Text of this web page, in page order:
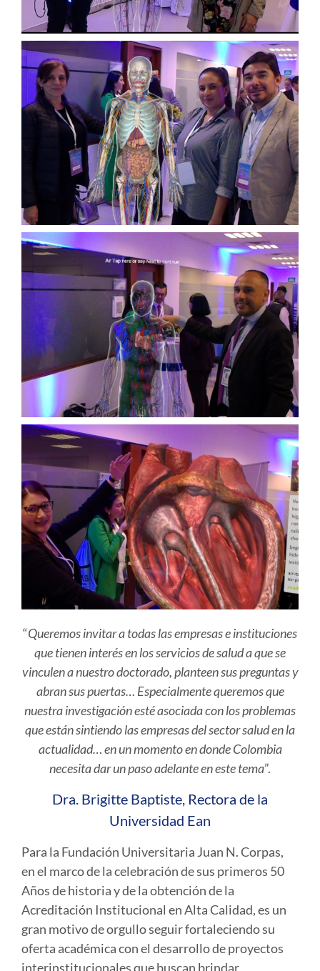
“Queremos invitar a todas las empresas e instituciones
que tienen interés en los servicios de salud a que se
vinculen a nuestro doctorado, planteen sus preguntas y
abran sus puertas… Especialmente queremos que
nuestra investigación esté asociada con los problemas
que están sintiendo las empresas del sector salud en la
actualidad… en un momento en donde Colombia
necesita dar un paso adelante en este tema”.
Dra. Brigitte Baptiste, Rectora de la
Universidad Ean
Para la Fundación Universitaria Juan N. Corpas,
en el marco de la celebración de sus primeros 50
Años de historia y de la obtención de la
Acreditación Institucional en Alta Calidad, es un
gran motivo de orgullo seguir fortaleciendo su
oferta académica con el desarrollo de proyectos
interinstitucionales que buscan brindar